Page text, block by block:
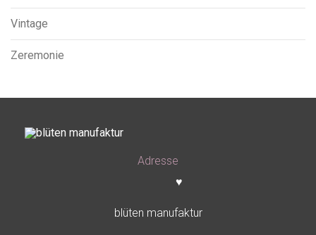
Vintage
Zeremonie
Adresse
♥
blüten manufaktur